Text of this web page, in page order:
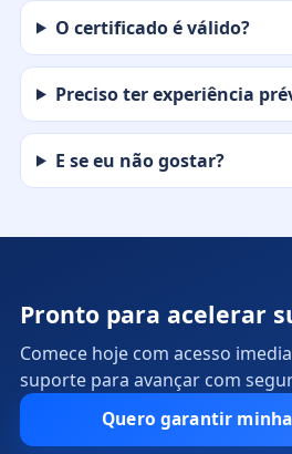
O certificado é válido?
Preciso ter experiência
E se eu não gostar?
Pronto para acelerar
Comece hoje com acesso
suporte para avançar com
Quero garantir